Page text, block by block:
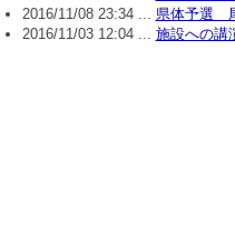
2016/11/08 23:34 ... 県体予選
2016/11/03 12:04 ... 施設への講